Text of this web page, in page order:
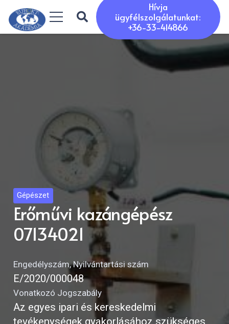
Hívja
ügyfélszolgálatunkat:
+36-33-414866
Gépészet
Erőművi kazángépész
07134021
Engedélyszám, Nyilvántartási szám
E/2020/000048
Vonatkozó Jogszabály
Az egyes ipari és kereskedelmi